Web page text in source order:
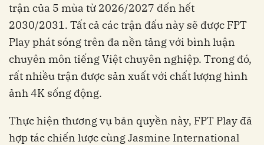
trận của 5 mùa từ 2026/2027 đến hết
2030/2031. Tất cả các trận đấu này sẽ được FPT
Play phát sóng trên đa nền tảng với bình luận
chuyên môn tiếng Việt chuyên nghiệp. Trong đó,
rất nhiều trận được sản xuất với chất lượng hình
ảnh 4K sống động.
Thực hiện thương vụ bản quyền này, FPT Play đã
hợp tác chiến lược cùng Jasmine International